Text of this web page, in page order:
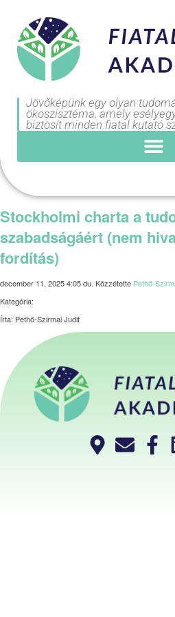
Jövőképünk egy olyan
ökoszisztéma, amely
biztosít minden fiatal kutató
Stockholmi charta a
szabadságáért (nem
fordítás)
december 11, 2025 4:05 du. Közzétette Pethő-
Kategória:
Írta: Pethő-Szirmai Judit